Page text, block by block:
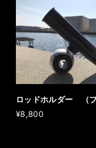
ロッドホルダー （ブ
¥8,800